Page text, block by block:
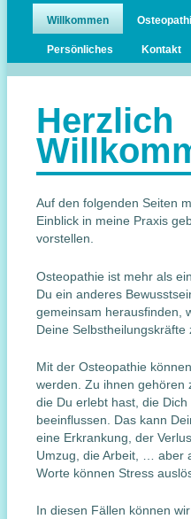
wechseln
Osteopathie
Wollmann für
HauptmenüWillkommen
Persönliches Kontakt
Herzlich
Auf den folgenden Seiten
Einblick in meine Praxis
vorstellen.
Osteopathie ist mehr als
Du ein anderes
gemeinsam herausfinden,
Deine Selbstheilungskräfte
Mit der Osteopathie
werden. Zu ihnen gehören
die Du erlebt hast, die
beeinflussen. Das kann
eine Erkrankung, der
Umzug, die Arbeit, … aber
Worte können Stress
In diesen Fällen können